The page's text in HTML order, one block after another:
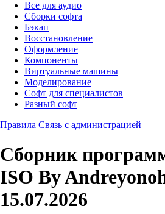
Все для аудио
Сборки софта
Бэкап
Восстановление
Оформление
Компоненты
Виртуальные машины
Моделирование
Софт для специалистов
Разный софт
Правила Связь с администрацией
Сборник
ISO By
15.07.2026